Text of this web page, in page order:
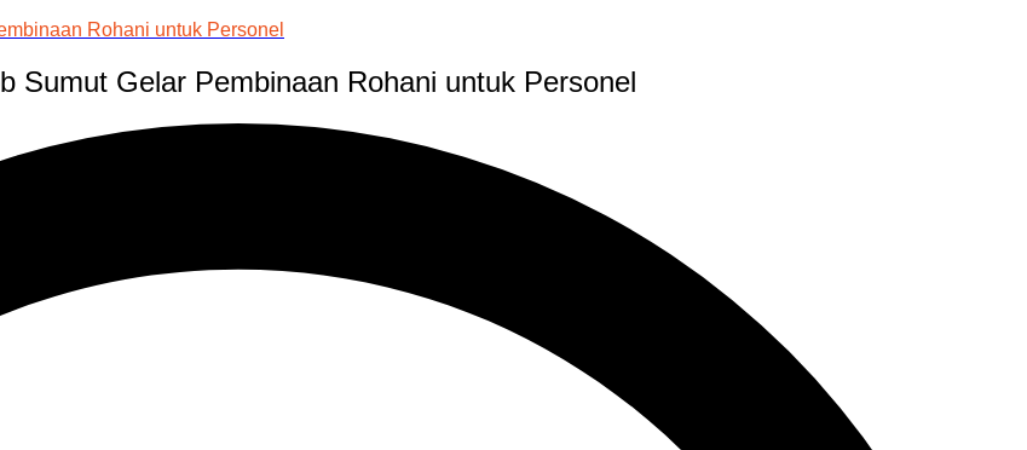
Rohani untuk Personel
Sumut Gelar Pembinaan Rohani untuk Personel